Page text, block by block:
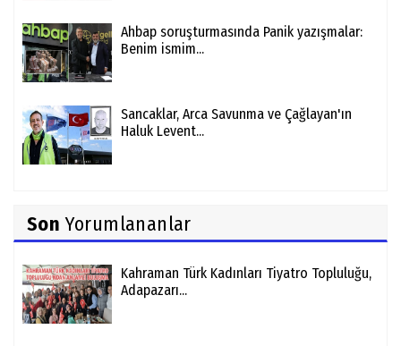
Ahbap soruşturmasında Panik yazışmalar:
Benim ismim...
Sancaklar, Arca Savunma ve Çağlayan'ın
Haluk Levent...
Son Yorumlananlar
Kahraman Türk Kadınları Tiyatro Topluluğu,
Adapazarı...